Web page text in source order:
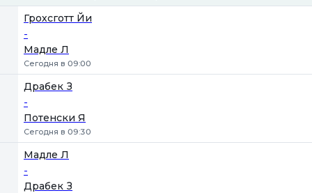
Грохсготт Йи
-
Мадле Л
Сегодня в 09:00
Драбек З
-
Потенски Я
Сегодня в 09:30
Мадле Л
-
Драбек З